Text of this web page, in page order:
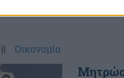
|| Οικονομία